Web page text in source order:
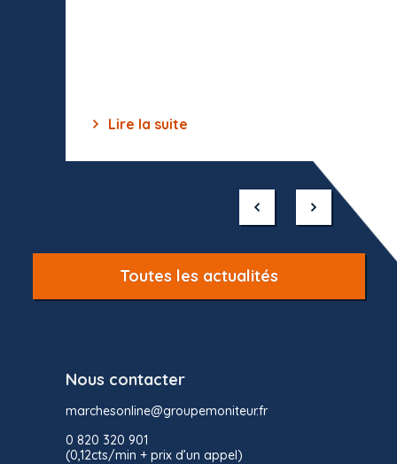
Lire la suite
Toutes les actualités
Nous contacter
marchesonline@groupemoniteur.fr
0 820 320 901
(0,12cts/min + prix d’un appel)